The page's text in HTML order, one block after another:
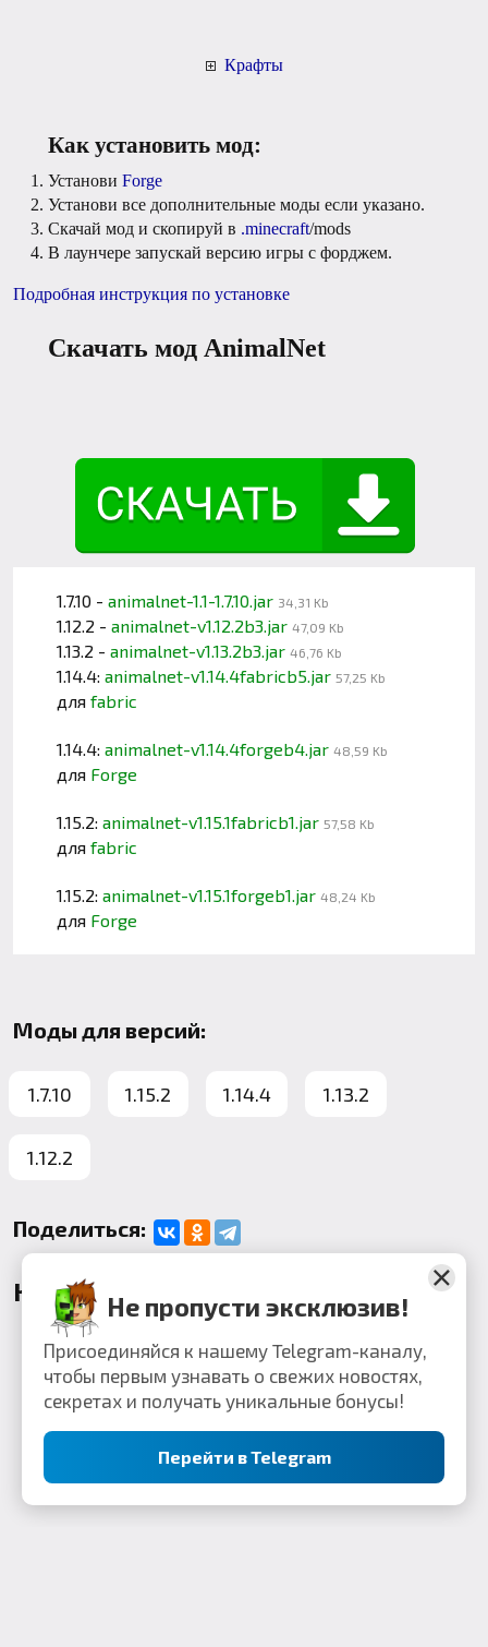
Крафты
Как установить мод:
Установи Forge
Установи все дополнительные моды если указано.
Скачай мод и скопируй в .minecraft/mods
В лаунчере запускай версию игры с форджем.
Подробная инструкция по установке
Скачать мод AnimalNet
1.7.10 - animalnet-1.1-1.7.10.jar 34,31 Kb
1.12.2 - animalnet-v1.12.2b3.jar 47,09 Kb
1.13.2 - animalnet-v1.13.2b3.jar 46,76 Kb
1.14.4: animalnet-v1.14.4fabricb5.jar 57,25 Kb
для fabric
1.14.4: animalnet-v1.14.4forgeb4.jar 48,59 Kb
для Forge
1.15.2: animalnet-v1.15.1fabricb1.jar 57,58 Kb
для fabric
1.15.2: animalnet-v1.15.1forgeb1.jar 48,24 Kb
для Forge
Моды для версий:
1.7.10 1.15.2 1.14.4 1.13.2
1.12.2
Поделиться:
КомментарииНе пропусти эксклюзив!
Присоединяйся к нашему Telegram-каналу,
чтобы первым узнавать о свежих новостях,
секретах и получать уникальные бонусы!
Перейти в Telegram